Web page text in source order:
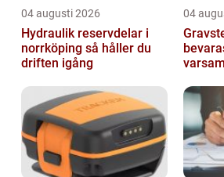
04 augusti 2026
Hydraulik reservdelar i
norrköping så håller du
driften igång
04